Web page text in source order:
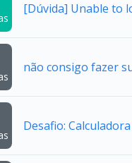
[Dúvida] Unable to
não consigo fazer
Desafio: